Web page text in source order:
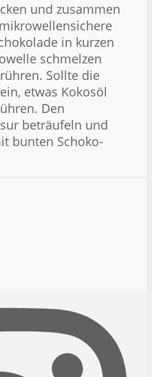
und zusammen
in kurzen
schmelzen
Sollte die
etwas Kokosöl
Den
beträufeln und
bunten Schoko-